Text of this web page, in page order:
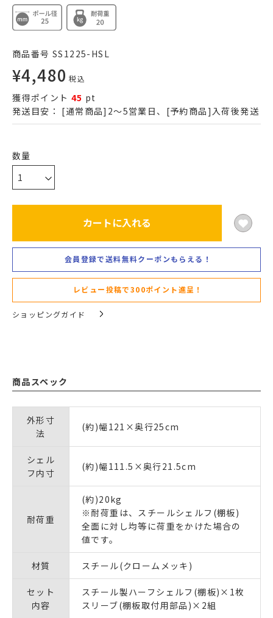
商品番号 SS1225-HSL
¥4,480 税込
獲得ポイント 45 pt
発送目安： [通常商品]2～5営業日、[予約商品]入荷後発送
カートに入れる
会員登録で送料無料クーポンもらえる！
レビュー投稿で300ポイント進呈！
ショッピングガイド
商品スペック
外形寸
法
(約)幅121×奥行25cm
シェル
フ内寸
(約)幅111.5×奥行21.5cm
耐荷重
(約)20kg
※耐荷重は、スチールシェルフ(棚板)
全面に対し均等に荷重をかけた場合の
値です。
材質 スチール(クロームメッキ)
セット
内容
スチール製ハーフシェルフ(棚板)×1枚
スリーブ(棚板取付用部品)×2組